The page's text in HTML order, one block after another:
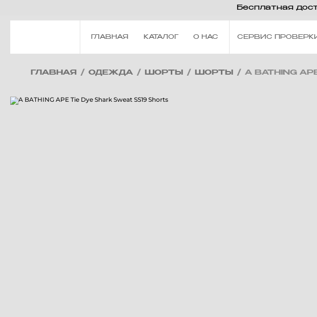
Бесплатная
ГЛАВНАЯ КАТАЛОГ О НАС СЕРВИС
ГЛАВНАЯ / ОДЕЖДА / ШОРТЫ / ШОРТЫ / A BATHING